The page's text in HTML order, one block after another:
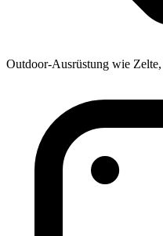
Outdoor-Ausrüstung wie